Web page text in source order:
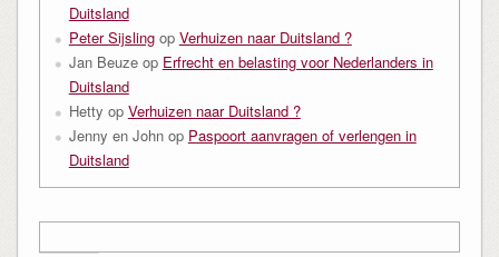
Duitsland
Peter Sijslingop Verhuizen naar Duitsland ?
Jan Beuzeop Erfrecht en belasting voor Nederlanders in
Duitsland
Hetty op Verhuizen naar Duitsland ?
Jenny en Johnop Paspoort aanvragen of verlengen in
Duitsland